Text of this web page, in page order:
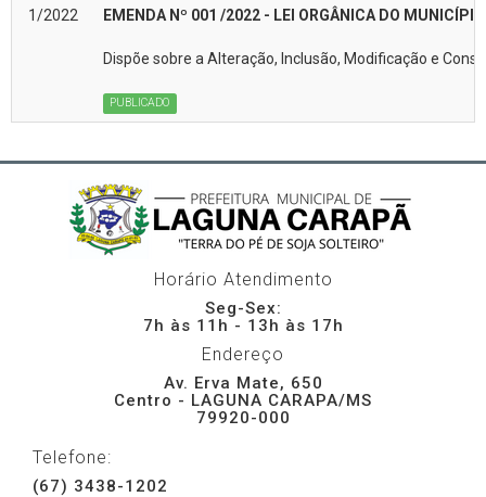
1/2022 EMENDA Nº 001 /2022 - LEI ORGÂNICA DO
Dispõe sobre a Alteração, Inclusão, Modificação e
PUBLICADO
Horário Atendimento
Seg-Sex:
7h às 11h - 13h às 17h
Endereço
Av. Erva Mate, 650
Centro - LAGUNA CARAPA/MS
79920-000
Telefone:
(67) 3438-1202